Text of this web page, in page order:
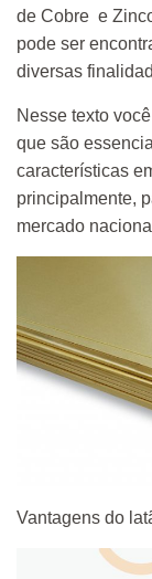
de Cobre e
pode ser
diversas
Nesse texto
que são
características
principalmente,
mercado
Vantagens do